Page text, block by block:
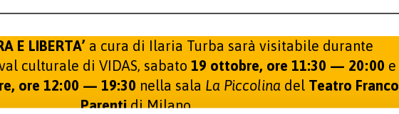
E LIBERTA’ a cura di Ilaria Turba sarà visitabile durante
culturale di VIDAS, sabato 19 ottobre, ore 11:30 — 20:00 e
ore 12:00 — 19:30 nella sala La Piccolina del Teatro Franco
Parentidi Milano.